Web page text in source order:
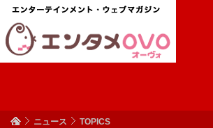
ニュース TOPICS